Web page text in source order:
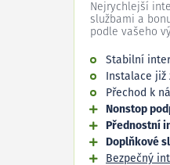
Nejrychlejší
službami a
podle vašeho
Stabilní
Instalace již
Přechod k
Nonstop
Přednostní
Doplňkové
Bezpečný